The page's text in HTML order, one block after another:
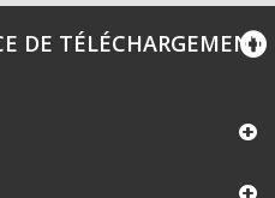
DE TÉLÉCHARGEMENT